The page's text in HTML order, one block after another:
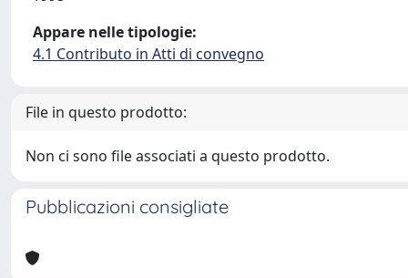
Appare nelle tipologie:
4.1 Contributo in Atti di convegno
File in questo prodotto:
Non ci sono file associati a questo prodotto.
Pubblicazioni consigliate